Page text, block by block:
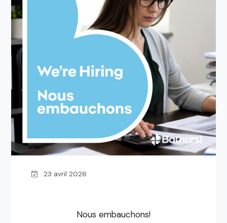
23 avril 2026
Nous embauchons!